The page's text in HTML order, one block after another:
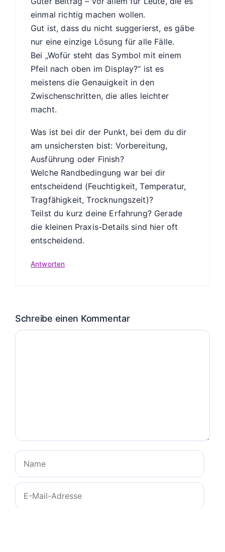
einmal richtig machen wollen.
Gut ist, dass du nicht suggerierst, es gäbe
nur eine einzige Lösung für alle Fälle.
Bei „Wofür steht das Symbol mit einem
Pfeil nach oben im Display?“ ist es
meistens die Genauigkeit in den
Zwischenschritten, die alles leichter
macht.
Was ist bei dir der Punkt, bei dem du dir
am unsichersten bist: Vorbereitung,
Ausführung oder Finish?
Welche Randbedingung war bei dir
entscheidend (Feuchtigkeit, Temperatur,
Tragfähigkeit, Trocknungszeit)?
Teilst du kurz deine Erfahrung? Gerade
die kleinen Praxis-Details sind hier oft
entscheidend.
Antworten
Schreibe einen Kommentar
Kommentar
Name
E-
Mail-